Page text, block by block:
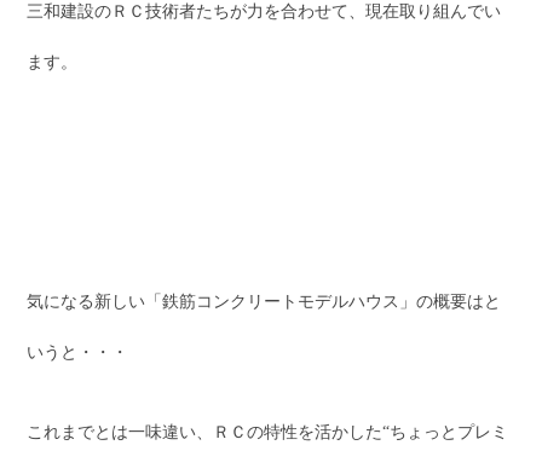
三和建設のＲＣ技術者たちが力を合わせて、現在取り組んでい
ます。
気になる新しい「鉄筋コンクリートモデルハウス」の概要はと
いうと・・・
これまでとは一味違い、ＲＣの特性を活かした“ちょっとプレミ